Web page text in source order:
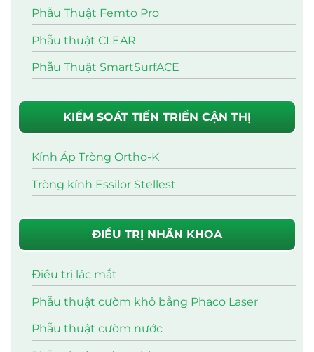
Phẫu Thuật Femto Pro
Phẫu thuật CLEAR
Phẫu Thuật SmartSurfACE
KIỂM SOÁT TIẾN TRIỂN CẬN THỊ
Kính Áp Tròng Ortho-K
Tròng kính Essilor Stellest
ĐIỀU TRỊ NHÃN KHOA
Điều trị lác mắt
Phẫu thuật cườm khô bằng Phaco Laser
Phẫu thuật cườm nước